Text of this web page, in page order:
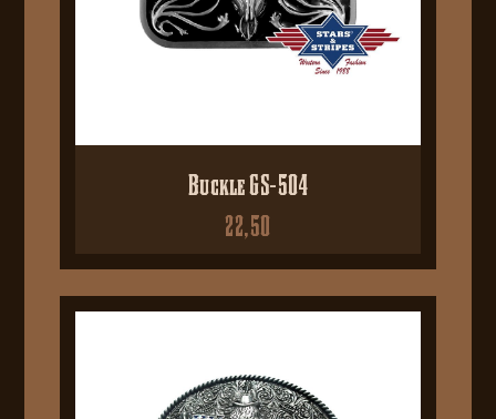
Buckle GS-504
22,50